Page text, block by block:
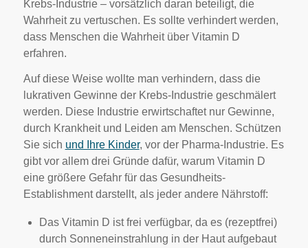
Krebs-Industrie – vorsätzlich daran beteiligt, die
Wahrheit zu vertuschen. Es sollte verhindert werden,
dass Menschen die Wahrheit über Vitamin D
erfahren.
Auf diese Weise wollte man verhindern, dass die
lukrativen Gewinne der Krebs-Industrie geschmälert
werden. Diese Industrie erwirtschaftet nur Gewinne,
durch Krankheit und Leiden am Menschen. Schützen
Sie sich und Ihre Kinder, vor der Pharma-Industrie. Es
gibt vor allem drei Gründe dafür, warum Vitamin D
eine größere Gefahr für das Gesundheits-
Establishment darstellt, als jeder andere Nährstoff:
Das Vitamin D ist frei verfügbar, da es (rezeptfrei)
durch Sonneneinstrahlung in der Haut aufgebaut